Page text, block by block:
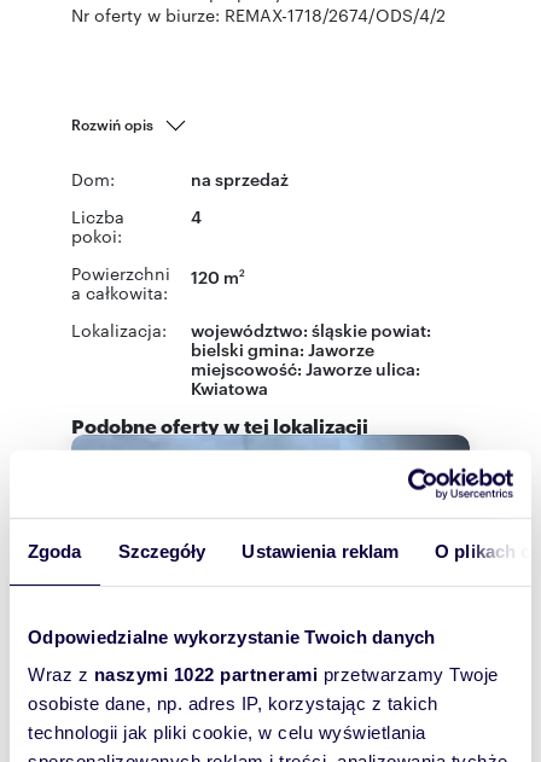
Zgoda Szczegóły Ustawienia reklam O plikach
Odpowiedzialne wykorzystanie Twoich danych
Wraz z naszymi 1022 partnerami przetwarzamy Twoje
osobiste dane, np. adres IP, korzystając z takich
technologii jak pliki cookie, w celu wyświetlania
Nr oferty w biurze: REMAX-1718/2674/ODS/4/2
Rozwiń opis
Dom: na sprzedaż
Liczba
pokoi:
4
Powierzchni
a całkowita:
120 m2
Lokalizacja: województwo: śląskie powiat:
bielski gmina: Jaworze
miejscowość: Jaworze ulica:
Kwiatowa
Podobne oferty w tej lokalizacji